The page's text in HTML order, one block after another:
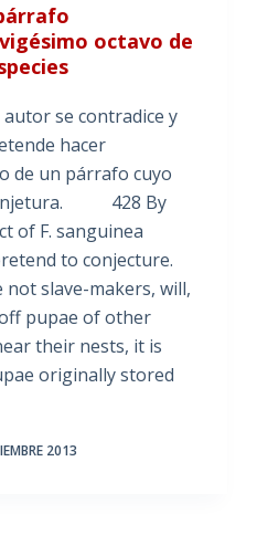
octavo de
se contradice y
hacer
de un párrafo cuyo
428 By
of F. sanguinea
to conjecture.
not slave-makers, will,
pupae of other
their nests, it is
originally stored
2013